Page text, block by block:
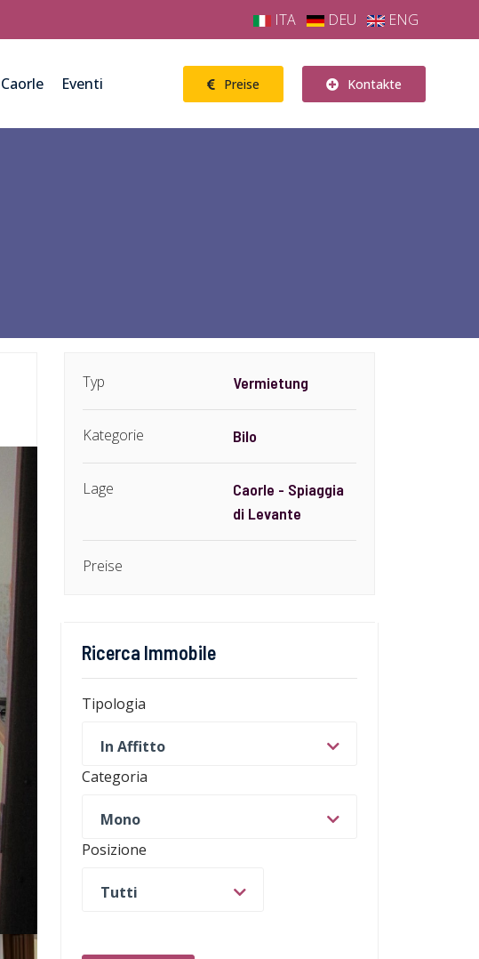
ITA DEU ENG
Caorle Eventi Preise Kontakte
Typ Vermietung
Kategorie Bilo
Lage
Caorle - Spiaggia
di Levante
Preise
Ricerca Immobile
Tipologia
In Affitto
Categoria
Mono
Posizione
Tutti